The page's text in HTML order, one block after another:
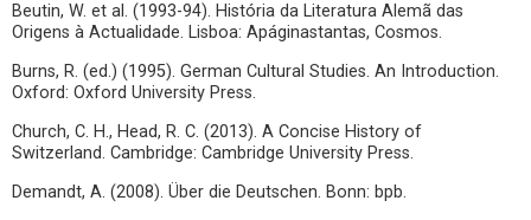
Beutin, W. et al. (1993-94). História da Literatura Alemã das
Origens à Actualidade. Lisboa: Apáginastantas, Cosmos.
Burns, R. (ed.) (1995). German Cultural Studies. An Introduction.
Oxford: Oxford University Press.
Church, C. H., Head, R. C. (2013). A Concise History of
Switzerland. Cambridge: Cambridge University Press.
Demandt, A. (2008). Über die Deutschen. Bonn: bpb.